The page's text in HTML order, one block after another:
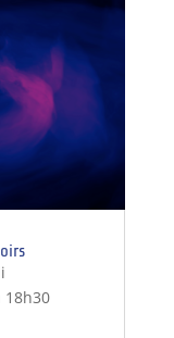
18h30